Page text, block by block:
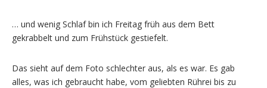
… und wenig Schlaf bin ich Freitag früh aus dem Bett
gekrabbelt und zum Frühstück gestiefelt.
Das sieht auf dem Foto schlechter aus, als es war. Es gab
alles, was ich gebraucht habe, vom geliebten Rührei bis zu